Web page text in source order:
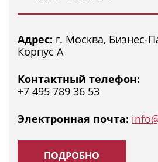
Адрес: г. Москва, Бизнес-
Корпус А
Контактный телефон:
+7 495 789 36 53
Электронная почта:
ПОДРОБНО